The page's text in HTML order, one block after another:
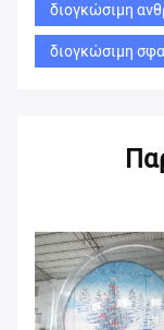
διογκώσιμη
διογκώσιμη